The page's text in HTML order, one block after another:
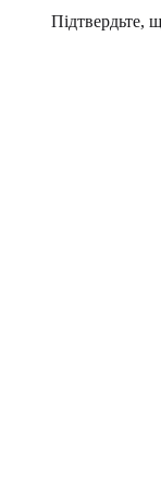
Підтвердьте,